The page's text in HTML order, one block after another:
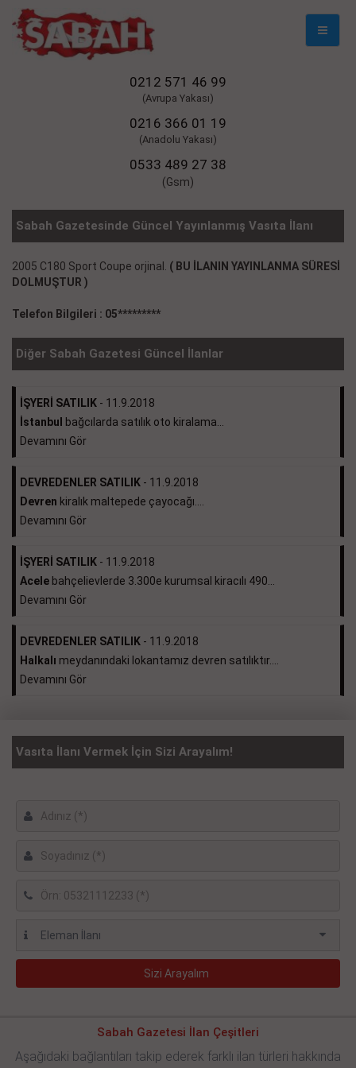
Mobil
0212 571 46 99
(Avrupa Yakası)
0216 366 01 19
(Anadolu Yakası)
0533 489 27 38
(Gsm)
Sabah Gazetesinde Güncel Yayınlanmış Vasıta İlanı
2005 C180 Sport Coupe orjinal. ( BU İLANIN YAYINLANMA SÜRESİ
DOLMUŞTUR )
Telefon Bilgileri : 05*********
Diğer Sabah Gazetesi Güncel İlanlar
İŞYERİ SATILIK - 11.9.2018
İstanbul
bağcılarda satılık oto kiralama...
Devamını Gör
DEVREDENLER SATILIK - 11.9.2018
Devren kiralık maltepede çayocağı....
Devamını Gör
İŞYERİ SATILIK - 11.9.2018
Acele bahçelievlerde 3.300e kurumsal kiracılı 490...
Devamını Gör
DEVREDENLER SATILIK - 11.9.2018
Halkalı meydanındaki lokantamız devren satılıktır....
Devamını Gör
Vasıta İlanı Vermek İçin Sizi Arayalım!
Sabah Gazetesi İlan Çeşitleri
Aşağıdaki bağlantıları takip ederek farklı ilan türleri hakkında